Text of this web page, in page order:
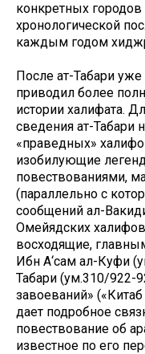
конкретных
хронологической
каждым годом
После ат-Табари
приводил более
истории халифата.
сведения ат-
«праведных»
изобилующие
повествованиями,
(параллельно с
сообщений ал-
Омейядских
восходящие,
Ибн А‘сам ал-Куфи
Табари (ум.310/922-
завоеваний»
дает подробное
повествование об
известное по его